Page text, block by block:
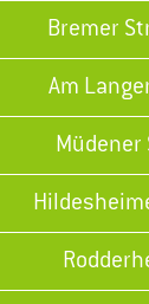
Bremer
Am
Müdener